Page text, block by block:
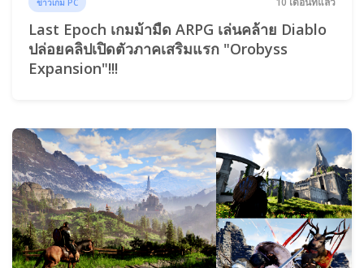
ข่าวเกม PC
Last Epoch เกมม้ามืด ARPG เล่นคล้าย Diablo
ปล่อยคลิปเปิดตัวภาคเสริมแรก "Orobyss
Expansion"!!!